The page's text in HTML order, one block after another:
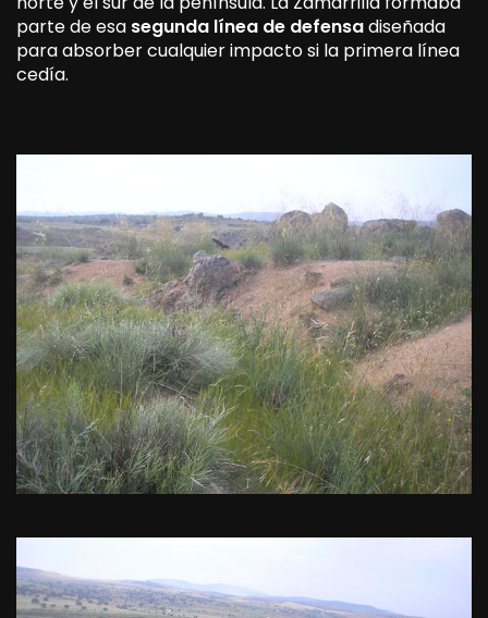
parte de esa segunda línea de defensadiseñada
para absorber cualquier impacto si la primera línea
cedía.